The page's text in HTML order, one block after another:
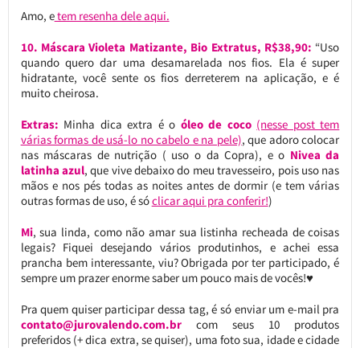
Amo, etem resenha dele aqui.
10. Máscara Violeta Matizante, Bio Extratus, R$38,90: “Uso
quando quero dar uma desamarelada nos fios. Ela é super
hidratante, você sente os fios derreterem na aplicação, e é
muito cheirosa.
Extras: Minha dica extra é o óleo de coco (nesse post tem
várias formas de usá-lo no cabelo e na pele), que adoro colocar
nas máscaras de nutrição ( uso o da Copra), e o Nivea da
latinha azul, que vive debaixo do meu travesseiro, pois uso nas
mãos e nos pés todas as noites antes de dormir (e tem várias
outras formas de uso, é sóclicar aqui pra conferir!)
Mi, sua linda, como não amar sua listinha recheada de coisas
legais? Fiquei desejando vários produtinhos, e achei essa
prancha bem interessante, viu? Obrigada por ter participado, é
sempre um prazer enorme saber um pouco mais de vocês!♥
Pra quem quiser participar dessa tag, é só enviar um e-mail pra
contato@jurovalendo.com.brcom seus 10 produtos
preferidos (+ dica extra, se quiser), uma foto sua, idade e cidade